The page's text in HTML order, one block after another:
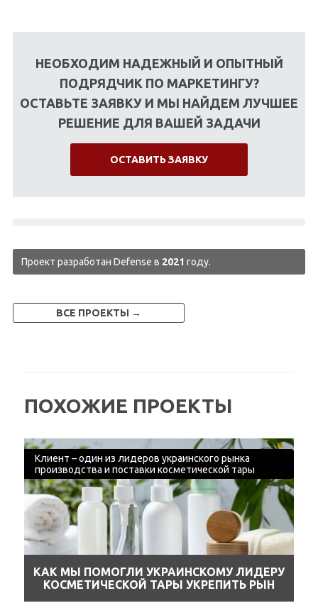
НЕОБХОДИМ НАДЕЖНЫЙ И ОПЫТНЫЙ
ПОДРЯДЧИК ПО МАРКЕТИНГУ?
ОСТАВЬТЕ ЗАЯВКУ И МЫ НАЙДЕМ ЛУЧШЕЕ
РЕШЕНИЕ ДЛЯ ВАШЕЙ ЗАДАЧИ
ОСТАВИТЬ ЗАЯВКУ
Проект разработан Defense в 2021 году.
ВСЕ ПРОЕКТЫ →
ПОХОЖИЕ ПРОЕКТЫ
КАК МЫ ПОМОГЛИ УКРАИНСКОМУ ЛИДЕРУ
КОСМЕТИЧЕСКОЙ ТАРЫ УКРЕПИТЬ РЫН
Клиент – один из лидеров украинского рынка
производства и поставки косметической тары